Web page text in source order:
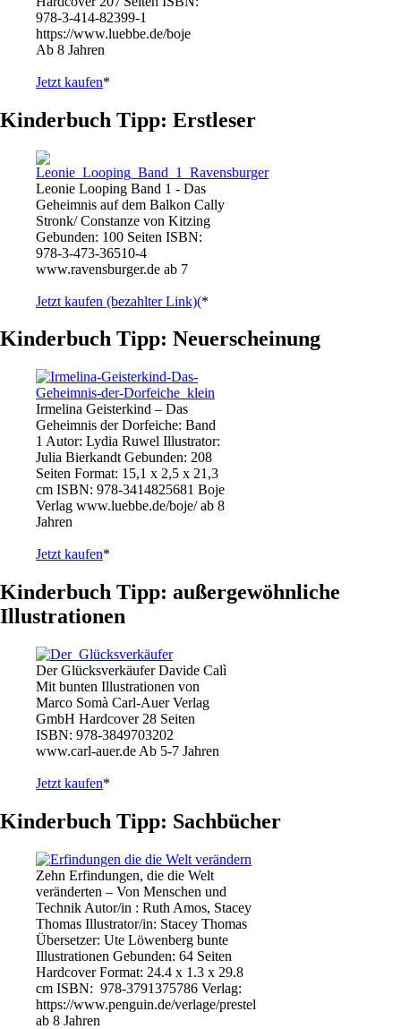
978-3-414-82399-1
https://www.luebbe.de/boje
Ab 8 Jahren
Jetzt kaufen*
Kinderbuch Tipp: Erstleser
Leonie Looping Band 1 - Das
Geheimnis auf dem Balkon Cally
Stronk/ Constanze von Kitzing
Gebunden: 100 Seiten ISBN:
978-3-473-36510-4
www.ravensburger.de ab 7
Jetzt kaufen (bezahlter Link)(*
Kinderbuch Tipp: Neuerscheinung
Irmelina Geisterkind – Das
Geheimnis der Dorfeiche: Band
1 Autor: Lydia Ruwel Illustrator:
Julia Bierkandt Gebunden: 208
Seiten Format: 15,1 x 2,5 x 21,3
cm ISBN: 978-3414825681 Boje
Verlag www.luebbe.de/boje/ ab 8
Jahren
Jetzt kaufen*
Kinderbuch Tipp: außergewöhnliche
Illustrationen
Der Glücksverkäufer Davide Calì
Mit bunten Illustrationen von
Marco Somà Carl-Auer Verlag
GmbH Hardcover 28 Seiten
ISBN: 978-3849703202
www.carl-auer.de Ab 5-7 Jahren
Jetzt kaufen*
Kinderbuch Tipp: Sachbücher
Zehn Erfindungen, die die Welt
veränderten – Von Menschen und
Technik Autor/in : Ruth Amos, Stacey
Thomas Illustrator/in: Stacey Thomas
Übersetzer: Ute Löwenberg bunte
Illustrationen Gebunden: 64 Seiten
Hardcover Format: 24.4 x 1.3 x 29.8
cm ISBN: ‎ 978-3791375786 Verlag:
https://www.penguin.de/verlage/prestel
ab 8 Jahren